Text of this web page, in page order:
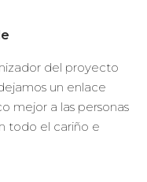
del proyecto
un enlace
mejor a las personas
todo el cariño e